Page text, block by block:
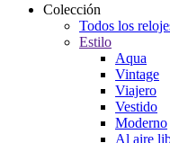
Colección
Todos los
Estilo
Aqua
Vintage
Viajero
Vestido
Moderno
Al aire